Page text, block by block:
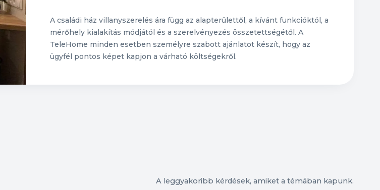
A családi ház villanyszerelés ára függ az alapterülettől, a kívánt funkcióktól, a
mérőhely kialakítás módjától és a szerelvényezés összetettségétől. A
TeleHome minden esetben személyre szabott ajánlatot készít, hogy az
ügyfél pontos képet kapjon a várható költségekről.
A leggyakoribb kérdések, amiket a témában kapunk.